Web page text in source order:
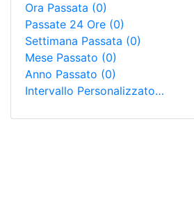
Ora Passata (0)
Passate 24 Ore (0)
Settimana Passata (0)
Mese Passato (0)
Anno Passato (0)
Intervallo Personalizzato…